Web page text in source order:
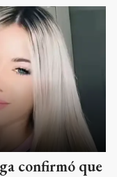
confirmó que